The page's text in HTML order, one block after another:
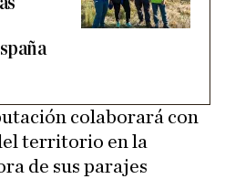
colaborará con
territorio en la
de sus parajes